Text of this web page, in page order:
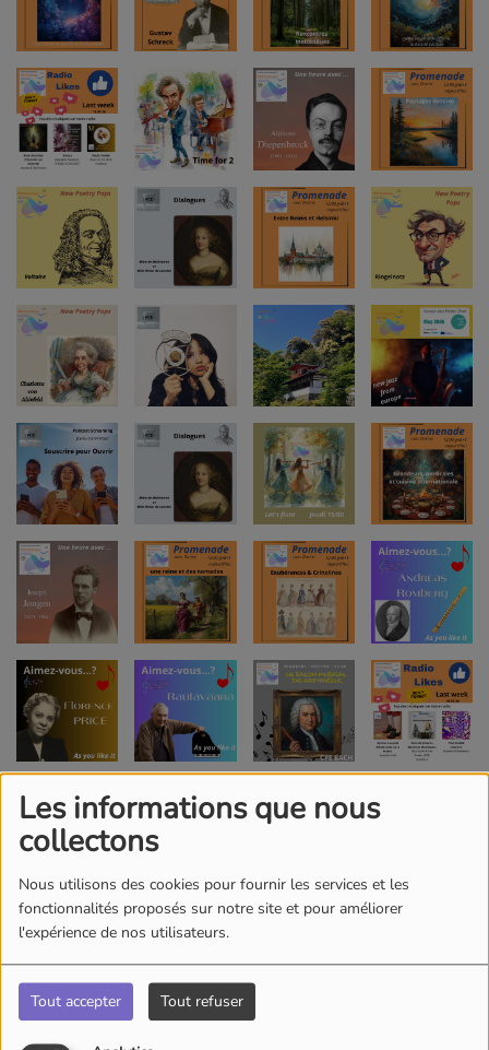
Les informations que nous
collectons
Nous utilisons des cookies pour fournir les services et les
fonctionnalités proposés sur notre site et pour améliorer
l'expérience de nos utilisateurs.
Tout accepter Tout refuser